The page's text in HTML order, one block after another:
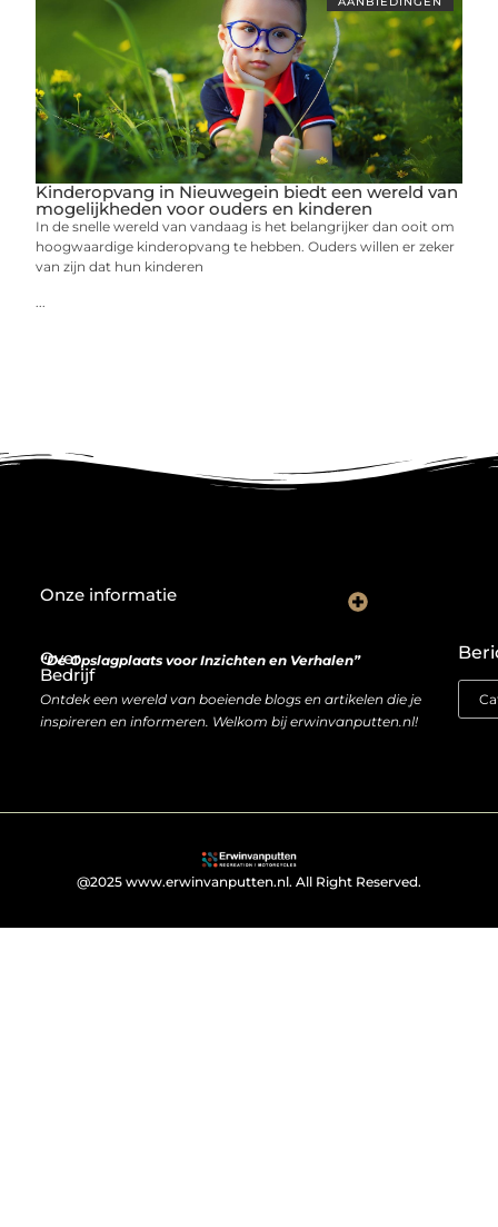
Kinderopvang in Nieuwegein biedt een wereld van
mogelijkheden voor ouders en kinderen
In de snelle wereld van vandaag is het belangrijker dan ooit om
hoogwaardige kinderopvang te hebben. Ouders willen er zeker
van zijn dat hun kinderen
...
Over
Bedrijf
“De Opslagplaats voor Inzichten en Verhalen”
Ontdek een wereld van boeiende blogs en artikelen die je
inspireren en informeren. Welkom bij erwinvanputten.nl!
Onze informatie
@2025 www.erwinvanputten.nl. All Right Reserved.